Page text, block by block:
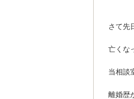
さて先
亡くな
当相談
離婚歴